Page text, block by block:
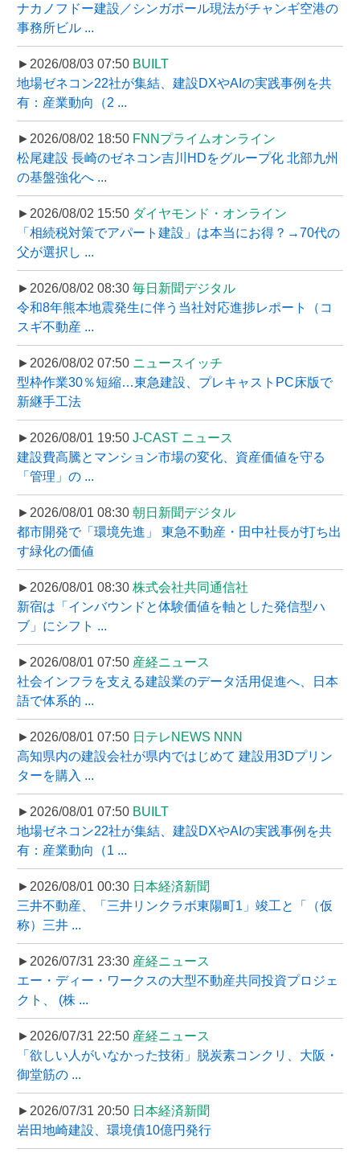
ナカノフドー建設／シンガポール現法がチャンギ空港の
事務所ビル ...
►2026/08/03 07:50 BUILT
地場ゼネコン22社が集結、建設DXやAIの実践事例を共
有：産業動向（2 ...
►2026/08/02 18:50 FNNプライムオンライン
松尾建設 長崎のゼネコン吉川HDをグループ化 北部九州
の基盤強化へ ...
►2026/08/02 15:50 ダイヤモンド・オンライン
「相続税対策でアパート建設」は本当にお得？→70代の
父が選択し ...
►2026/08/02 08:30 毎日新聞デジタル
令和8年熊本地震発生に伴う当社対応進捗レポート（コ
スギ不動産 ...
►2026/08/02 07:50 ニュースイッチ
型枠作業30％短縮…東急建設、プレキャストPC床版で
新継手工法
►2026/08/01 19:50 J-CAST ニュース
建設費高騰とマンション市場の変化、資産価値を守る
「管理」の ...
►2026/08/01 08:30 朝日新聞デジタル
都市開発で「環境先進」 東急不動産・田中社長が打ち出
す緑化の価値
►2026/08/01 08:30 株式会社共同通信社
新宿は「インバウンドと体験価値を軸とした発信型ハ
ブ」にシフト ...
►2026/08/01 07:50 産経ニュース
社会インフラを支える建設業のデータ活用促進へ、日本
語で体系的 ...
►2026/08/01 07:50 日テレNEWS NNN
高知県内の建設会社が県内ではじめて 建設用3Dプリン
ターを購入 ...
►2026/08/01 07:50 BUILT
地場ゼネコン22社が集結、建設DXやAIの実践事例を共
有：産業動向（1 ...
►2026/08/01 00:30 日本経済新聞
三井不動産、「三井リンクラボ東陽町1」竣工と「（仮
称）三井 ...
►2026/07/31 23:30 産経ニュース
エー・ディー・ワークスの大型不動産共同投資プロジェ
クト、 (株 ...
►2026/07/31 22:50 産経ニュース
「欲しい人がいなかった技術」脱炭素コンクリ、大阪・
御堂筋の ...
►2026/07/31 20:50 日本経済新聞
岩田地崎建設、環境債10億円発行